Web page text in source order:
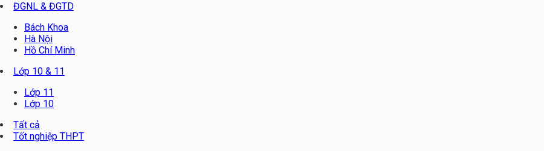
ĐGNL & ĐGTD
Bách Khoa
Hà Nội
Hồ Chí Minh
Lớp 10 & 11
Lớp 11
Lớp 10
Tất cả
Tốt nghiệp THPT